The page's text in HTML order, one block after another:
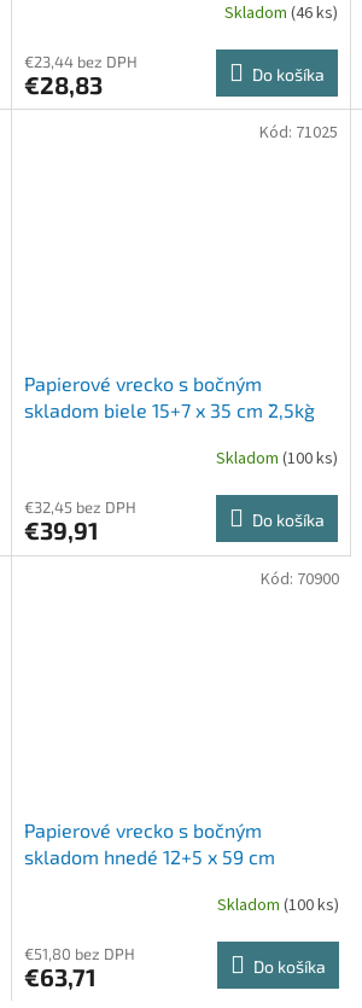
Skladom (46 ks)
€23,44 bez DPH
€28,83 Do košíka
Papierové vrecko s bočným
skladom biele 15+7 x 35 cm `2,5kg`
Skladom (100 ks)
€32,45 bez DPH
€39,91 Do košíka
Kód: 71025
Papierové vrecko s bočným
skladom hnedé 12+5 x 59 cm
Skladom (100 ks)
€51,80 bez DPH
€63,71 Do košíka
Kód: 70900